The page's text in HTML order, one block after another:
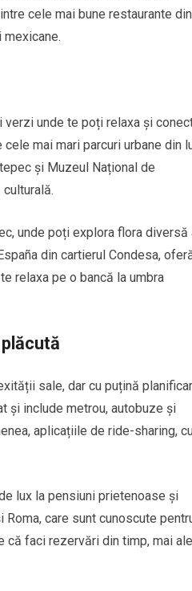
cele mai bune restaurante din
unde te poți relaxa și
mai mari parcuri urbane din
și Muzeul Național de
unde poți explora flora diversă
din cartierul Condesa,
relaxa pe o bancă la umbra
sale, dar cu puțină
și include metrou, autobuze și
aplicațiile de ride-sharing,
lux la pensiuni prietenoase și
care sunt cunoscute
că faci rezervări din timp, mai